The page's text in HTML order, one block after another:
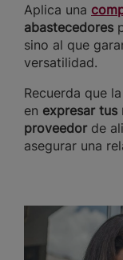
Aplica una
abastecedores
sino al que
versatilidad.
Recuerda que
en expresar tus
proveedorde
asegurar una